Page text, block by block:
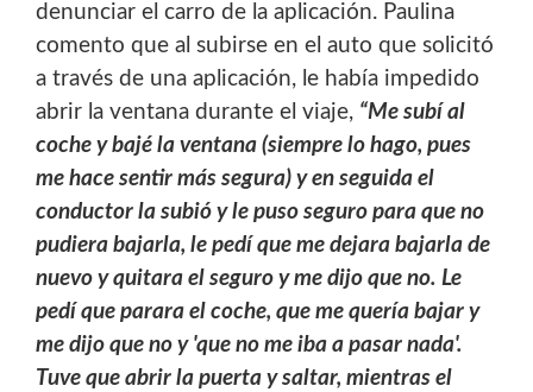
denunciar el carro de la aplicación. Paulina
comento que al subirse en el auto que solicitó
a través de una aplicación, le había impedido
abrir la ventana durante el viaje, “Me subí al
coche y bajé la ventana (siempre lo hago, pues
me hace sentir más segura) y en seguida el
conductor la subió y le puso seguro para que no
pudiera bajarla, le pedí que me dejara bajarla de
nuevo y quitara el seguro y me dijo que no. Le
pedí que parara el coche, que me quería bajar y
me dijo que no y 'que no me iba a pasar nada'.
Tuve que abrir la puerta y saltar, mientras el